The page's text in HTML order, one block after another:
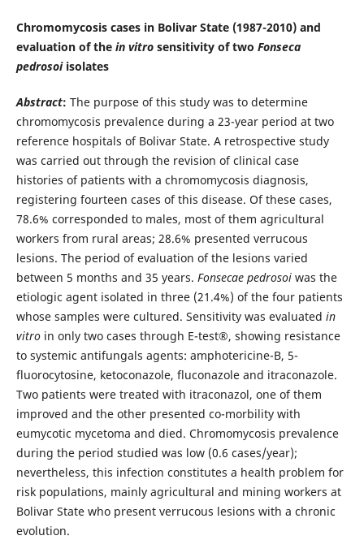
Chromomycosis cases in Bolivar State (1987-2010) and
evaluation of the in vitrosensitivity of two Fonseca
pedrosoiisolates
Abstract: The purpose of this study was to determine
chromomycosis prevalence during a 23-year period at two
reference hospitals of Bolivar State. A retrospective study
was carried out through the revision of clinical case
histories of patients with a chromomycosis diagnosis,
registering fourteen cases of this disease. Of these cases,
78.6% corresponded to males, most of them agricultural
workers from rural areas; 28.6% presented verrucous
lesions. The period of evaluation of the lesions varied
between 5 months and 35 years. Fonsecae pedrosoiwas the
etiologic agent isolated in three (21.4%) of the four patients
whose samples were cultured. Sensitivity was evaluated in
vitroin only two cases through E-test®, showing resistance
to systemic antifungals agents: amphotericine-B, 5-
fluorocytosine, ketoconazole, fluconazole and itraconazole.
Two patients were treated with itraconazol, one of them
improved and the other presented co-morbility with
eumycotic mycetoma and died. Chromomycosis prevalence
during the period studied was low (0.6 cases/year);
nevertheless, this infection constitutes a health problem for
risk populations, mainly agricultural and mining workers at
Bolivar State who present verrucous lesions with a chronic
evolution.